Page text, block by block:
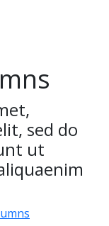
sed do
ut